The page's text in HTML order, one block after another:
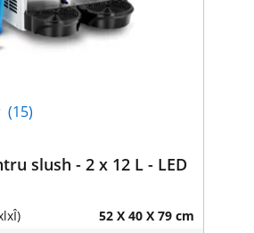
(15)
slush - 2 x 12 L - LED
52 X 40 X 79 cm